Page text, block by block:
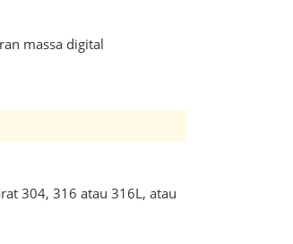
massa digital
304, 316 atau 316L, atau